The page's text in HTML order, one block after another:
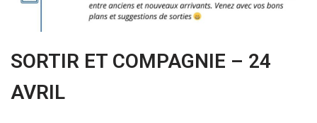
SORTIR ET COMPAGNIE – 24
AVRIL